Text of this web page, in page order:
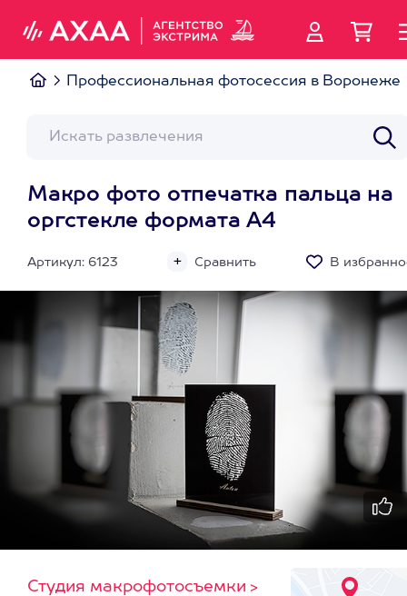
Профессиональная фотосессия в Воронеже
Макро фото отпечатка пальца на
оргстекле формата А4
Артикул: 6123 Сравнить В
Студия макрофотосъемки >